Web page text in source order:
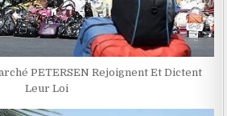
PETERSEN Rejoignent Et Dictent
Leur Loi